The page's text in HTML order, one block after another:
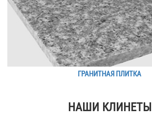
ГРАНИТНАЯ ПЛИТКА
НАШИ КЛИНЕТЫ